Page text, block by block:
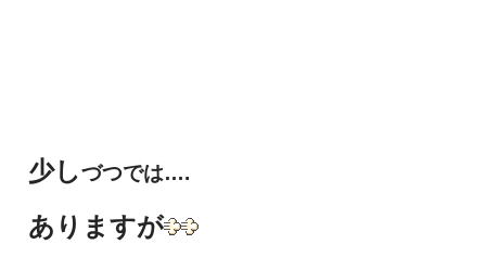
少しづつでは….
ありますが